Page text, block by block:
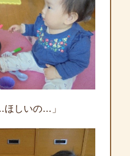
いの…」